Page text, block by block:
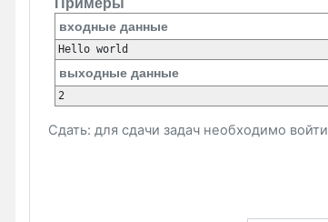
входные данные
выходные данные
Сдать: для сдачи задач необходимо войти